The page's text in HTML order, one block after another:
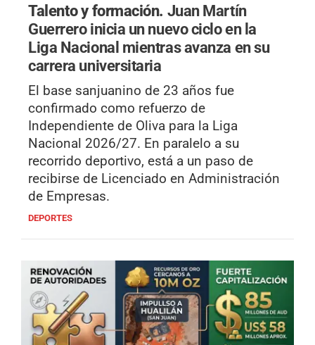
Talento y formación. Juan Martín
Guerrero inicia un nuevo ciclo en la
Liga Nacional mientras avanza en su
carrera universitaria
El base sanjuanino de 23 años fue
confirmado como refuerzo de
Independiente de Oliva para la Liga
Nacional 2026/27. En paralelo a su
recorrido deportivo, está a un paso de
recibirse de Licenciado en Administración
de Empresas.
DEPORTES